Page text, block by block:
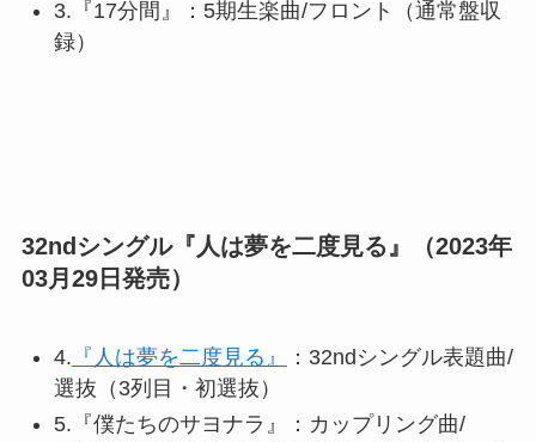
3.『17分間』：5期生楽曲/フロント（通常盤収
録）
32ndシングル『人は夢を二度見る』（2023年
03月29日発売）
4. 『人は夢を二度見る』
：32ndシングル表題曲/
選抜（3列目・初選抜）
5.『僕たちのサヨナラ』：カップリング曲/